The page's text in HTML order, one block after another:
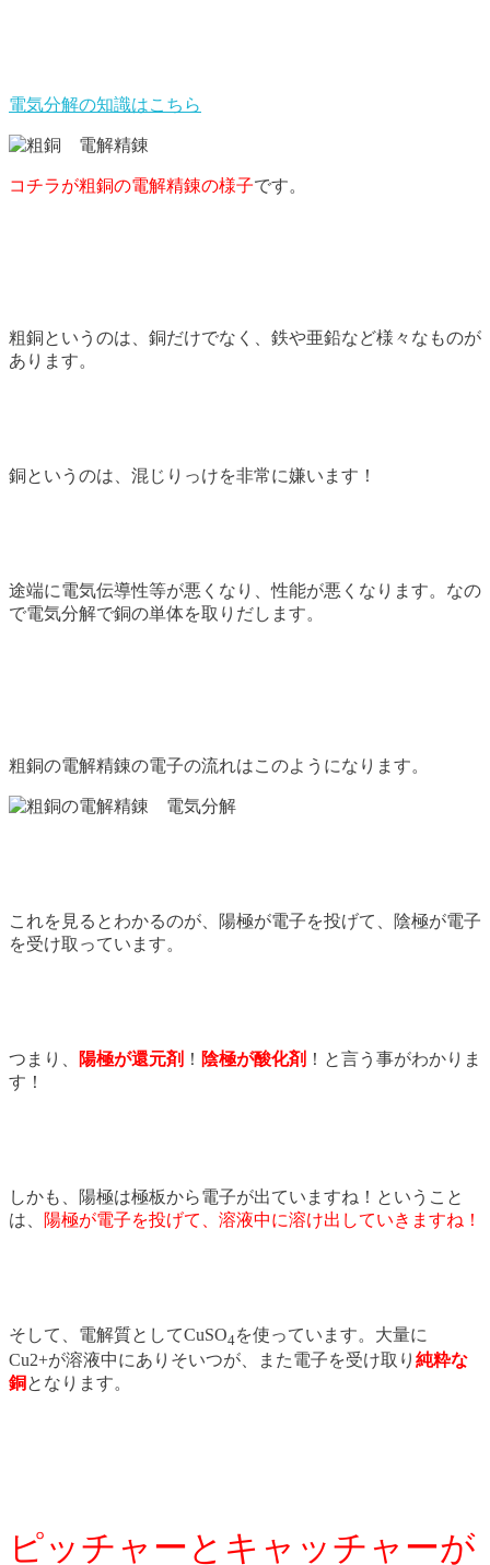
電気分解の知識はこちら
コチラが粗銅の電解精錬の様子です。
粗銅というのは、銅だけでなく、鉄や亜鉛など様々なものが
あります。
銅というのは、混じりっけを非常に嫌います！
途端に電気伝導性等が悪くなり、性能が悪くなります。なの
で電気分解で銅の単体を取りだします。
粗銅の電解精錬の電子の流れはこのようになります。
これを見るとわかるのが、陽極が電子を投げて、陰極が電子
を受け取っています。
つまり、 陽極が還元剤 ！ 陰極が酸化剤 ！と言う事がわかりま
す！
しかも、陽極は極板から電子が出ていますね！ということ
は、
陽極が電子を投げて、溶液中に溶け出していきますね！
そして、電解質としてCuSO4を使っています。大量に
Cu2+が溶液中にありそいつが、また電子を受け取り 純粋な
銅 となります。
ピッチャーとキャッチャーが